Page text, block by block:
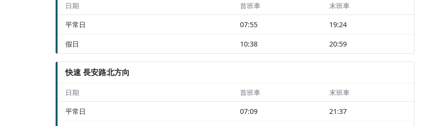
日期 首班車 末班車
平常日 07:55 19:24
假日 10:38 20:59
快速 長安路北方向
日期 首班車 末班車
平常日 07:09 21:37